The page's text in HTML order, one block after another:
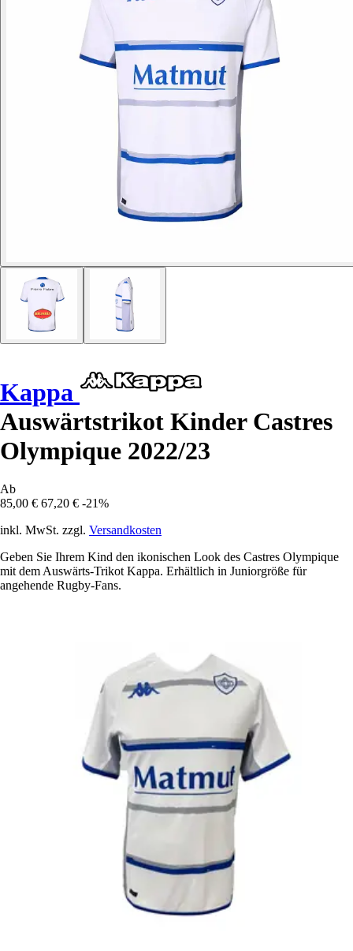
Kappa
Auswärtstrikot Kinder Castres
Olympique 2022/23
Ab
85,00 € 67,20 € -21%
inkl. MwSt. zzgl. Versandkosten
Geben Sie Ihrem Kind den ikonischen Look des Castres Olympique
mit dem Auswärts-Trikot Kappa. Erhältlich in Juniorgröße für
angehende Rugby-Fans.